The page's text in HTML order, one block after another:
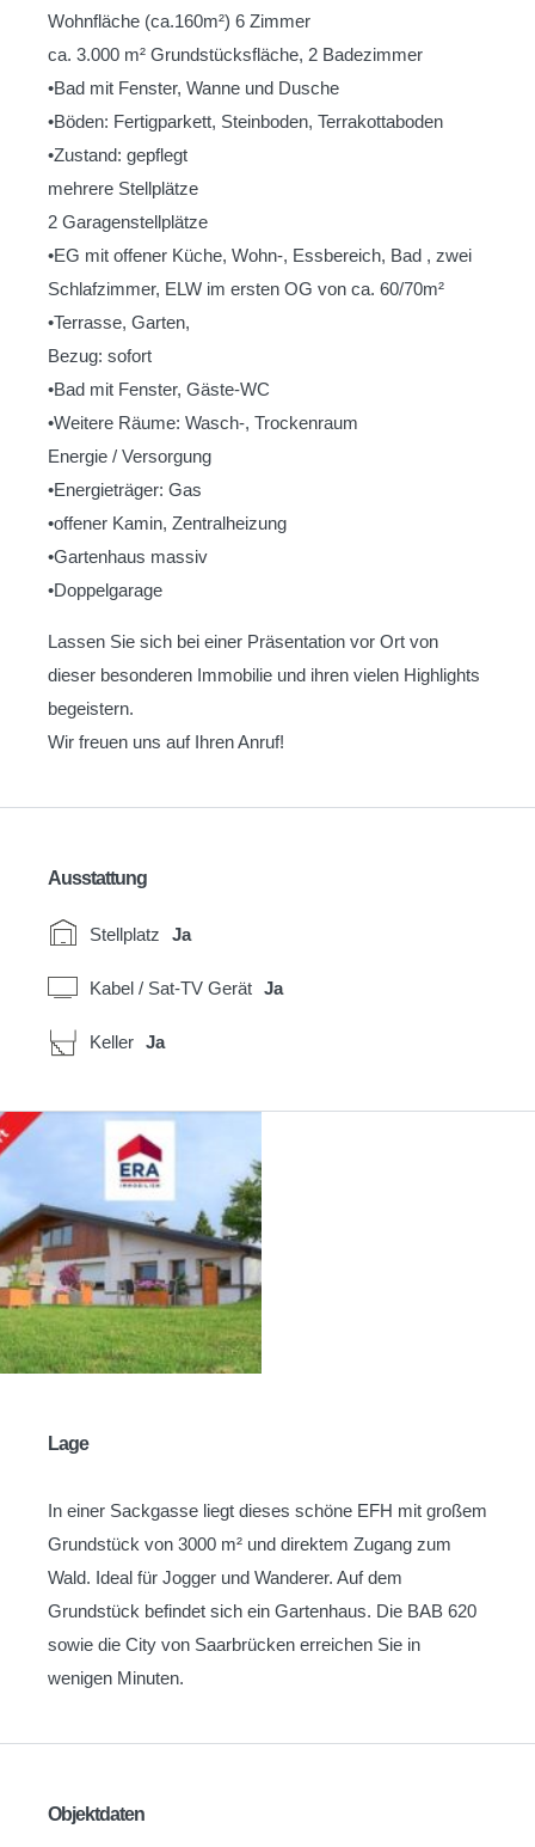
Wohnfläche (ca.160m²) 6 Zimmer
ca. 3.000 m² Grundstücksfläche, 2 Badezimmer
•Bad mit Fenster, Wanne und Dusche
•Böden: Fertigparkett, Steinboden, Terrakottaboden
•Zustand: gepflegt
mehrere Stellplätze
2 Garagenstellplätze
•EG mit offener Küche, Wohn-, Essbereich, Bad , zwei
Schlafzimmer, ELW im ersten OG von ca. 60/70m²
•Terrasse, Garten,
Bezug: sofort
•Bad mit Fenster, Gäste-WC
•Weitere Räume: Wasch-, Trockenraum
Energie / Versorgung
•Energieträger: Gas
•offener Kamin, Zentralheizung
•Gartenhaus massiv
•Doppelgarage
Lassen Sie sich bei einer Präsentation vor Ort von
dieser besonderen Immobilie und ihren vielen Highlights
begeistern.
Wir freuen uns auf Ihren Anruf!
Ausstattung
Stellplatz Ja
Kabel / Sat-TV Gerät Ja
Keller Ja
Lage
In einer Sackgasse liegt dieses schöne EFH mit großem
Grundstück von 3000 m² und direktem Zugang zum
Wald. Ideal für Jogger und Wanderer. Auf dem
Grundstück befindet sich ein Gartenhaus. Die BAB 620
sowie die City von Saarbrücken erreichen Sie in
wenigen Minuten.
Objektdaten